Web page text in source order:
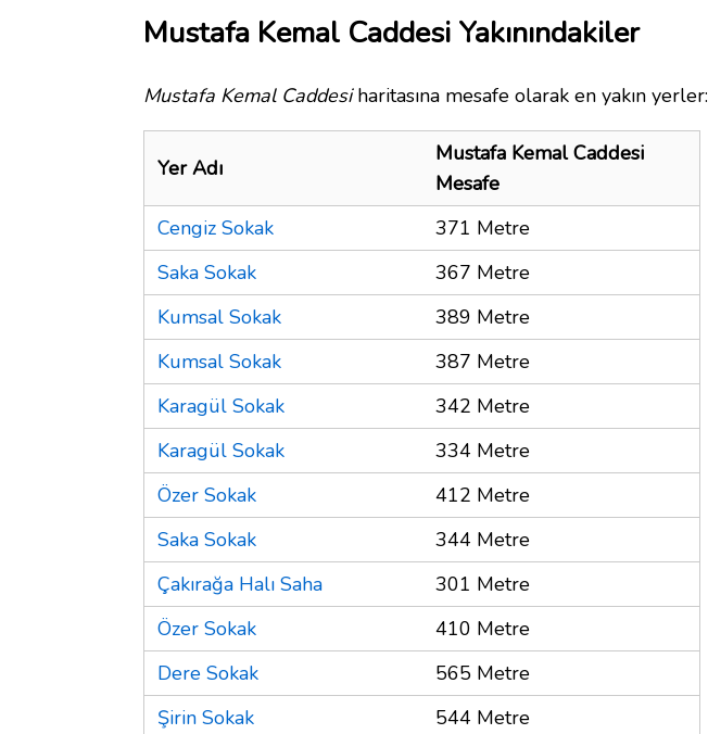
Mustafa Kemal Caddesi Yakınındakiler
Mustafa Kemal Caddesiharitasına mesafe olarak en yakın yerler:
Yer Adı
Mustafa Kemal Caddesi
Mesafe
Cengiz Sokak
371 Metre
Saka Sokak
367 Metre
Kumsal Sokak
389 Metre
Kumsal Sokak
387 Metre
Karagül Sokak
342 Metre
Karagül Sokak
334 Metre
Özer Sokak
412 Metre
Saka Sokak
344 Metre
Çakırağa Halı Saha
301 Metre
Özer Sokak
410 Metre
Dere Sokak
565 Metre
Şirin Sokak
544 Metre